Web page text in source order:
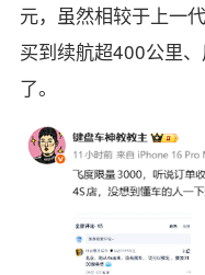
元，虽然相较于上一
买到续航超400公里
了。